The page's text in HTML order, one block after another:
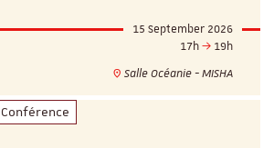
15 September 2026
17h
19h
Salle Océanie - MISHA
Conférence